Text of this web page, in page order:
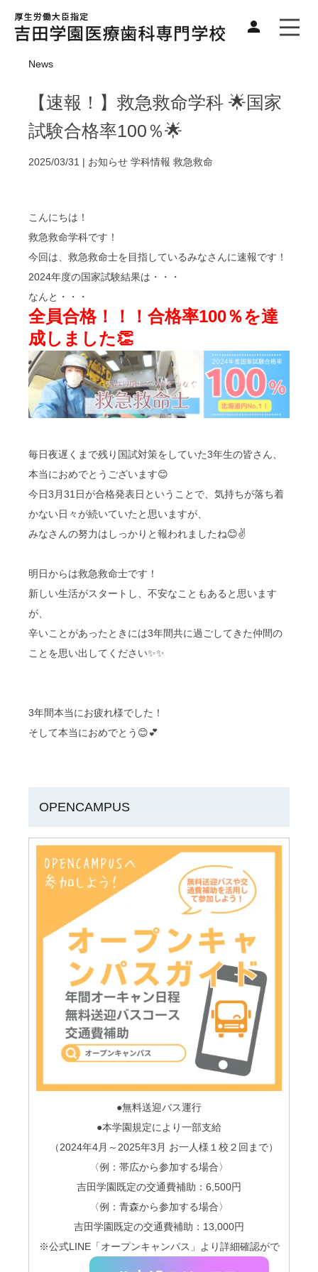
News
【速報！】救急救命学科 🌟国家
試験合格率100％🌟
2025/03/31 | お知らせ 学科情報 救急救命
こんにちは！
救急救命学科です！
今回は、救急救命士を目指しているみなさんに速報です！
2024年度の国家試験結果は・・・
なんと・・・
全員合格！！！合格率100％を達
成しました👏
毎日夜遅くまで残り国試対策をしていた3年生の皆さん、
本当におめでとうございます😊
今日3月31日が合格発表日ということで、気持ちが落ち着
かない日々が続いていたと思いますが、
みなさんの努力はしっかりと報われましたね😊✌️
明日からは救急救命士です！
新しい生活がスタートし、不安なこともあると思います
が、
辛いことがあったときには3年間共に過ごしてきた仲間の
ことを思い出してください✨✨
3年間本当にお疲れ様でした！
そして本当におめでとう😊💕
OPENCAMPUS
●無料送迎バス運行
●本学園規定により一部支給
（2024年4月～2025年3月 お一人様１校２回まで）
〈例：帯広から参加する場合〉
吉田学園既定の交通費補助：6,500円
〈例：青森から参加する場合〉
吉田学園既定の交通費補助：13,000円
※公式LINE「オープンキャンパス」より詳細確認がで